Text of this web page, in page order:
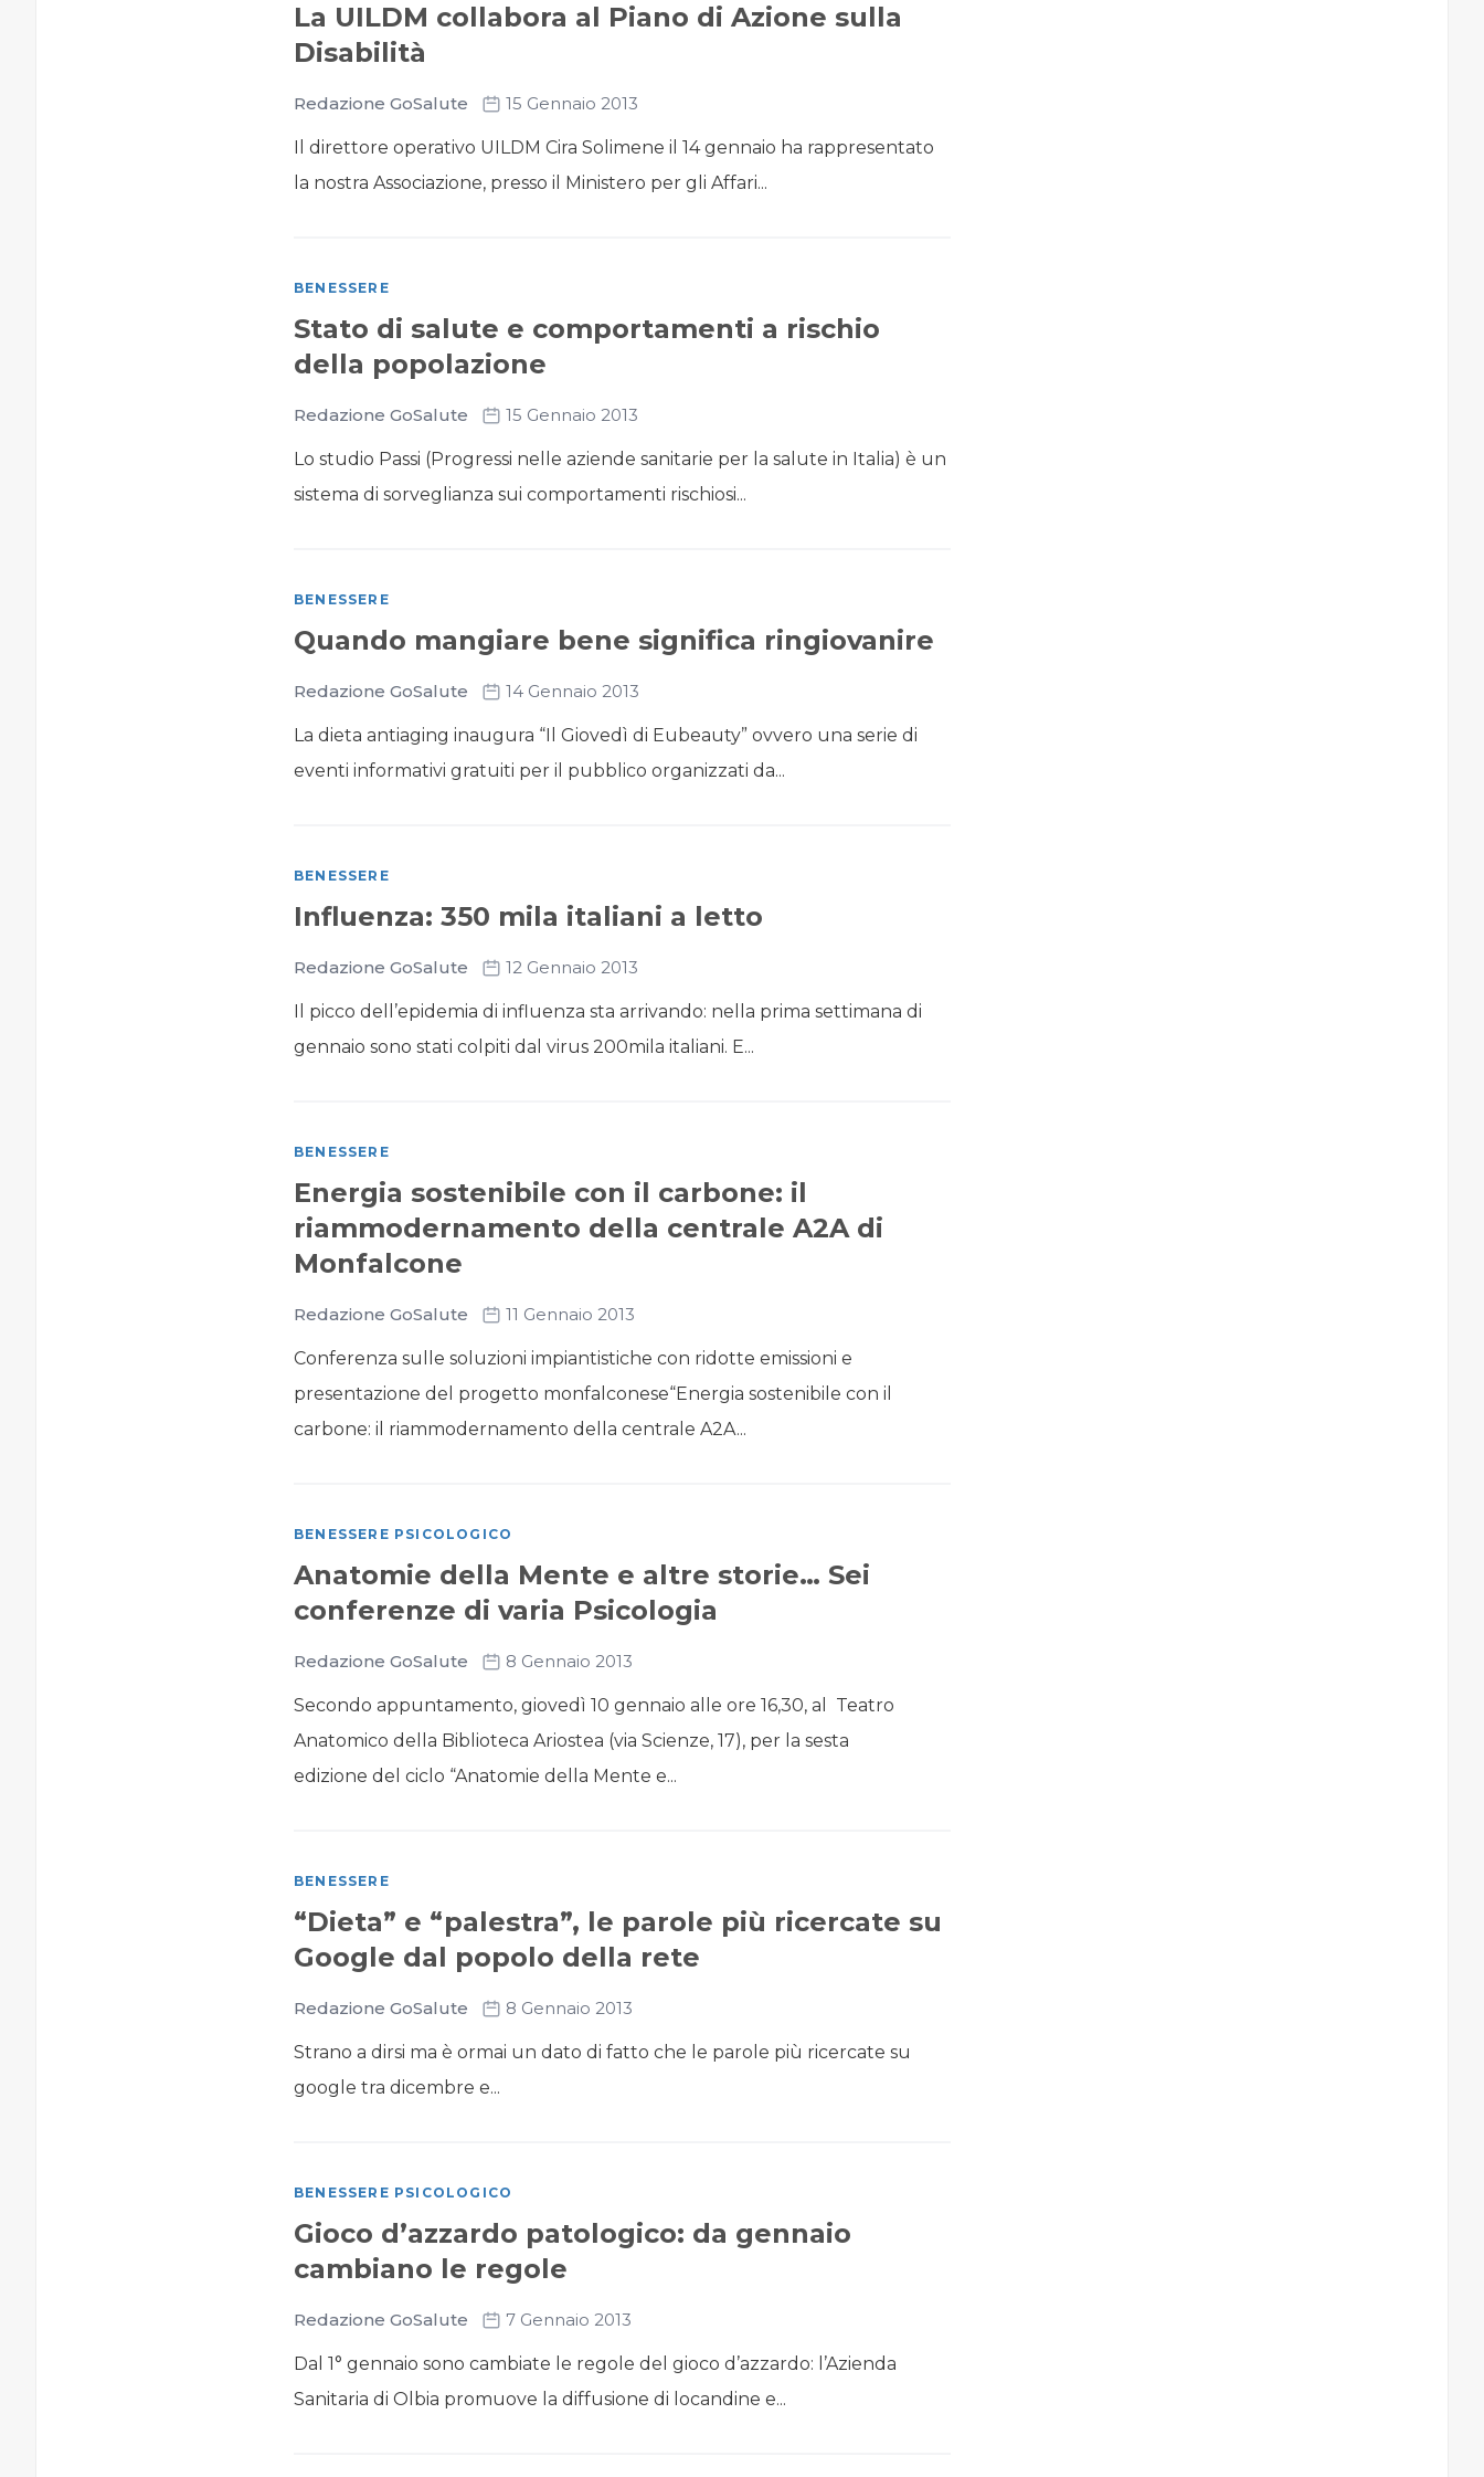
La UILDM collabora al Piano di Azione sulla
Disabilità
Redazione GoSalute 15 Gennaio 2013
Il direttore operativo UILDM Cira Solimene il 14 gennaio ha rappresentato
la nostra Associazione, presso il Ministero per gli Affari...
BENESSERE
Stato di salute e comportamenti a rischio
della popolazione
Redazione GoSalute 15 Gennaio 2013
Lo studio Passi (Progressi nelle aziende sanitarie per la salute in Italia) è un
sistema di sorveglianza sui comportamenti rischiosi...
BENESSERE
Quando mangiare bene significa ringiovanire
Redazione GoSalute 14 Gennaio 2013
La dieta antiaging inaugura “Il Giovedì di Eubeauty” ovvero una serie di
eventi informativi gratuiti per il pubblico organizzati da...
BENESSERE
Influenza: 350 mila italiani a letto
Redazione GoSalute 12 Gennaio 2013
Il picco dell’epidemia di influenza sta arrivando: nella prima settimana di
gennaio sono stati colpiti dal virus 200mila italiani. E...
BENESSERE
Energia sostenibile con il carbone: il
riammodernamento della centrale A2A di
Monfalcone
Redazione GoSalute 11 Gennaio 2013
Conferenza sulle soluzioni impiantistiche con ridotte emissioni e
presentazione del progetto monfalconese“Energia sostenibile con il
carbone: il riammodernamento della centrale A2A...
BENESSERE PSICOLOGICO
Anatomie della Mente e altre storie… Sei
conferenze di varia Psicologia
Redazione GoSalute 8 Gennaio 2013
Secondo appuntamento, giovedì 10 gennaio alle ore 16,30, al Teatro
Anatomico della Biblioteca Ariostea (via Scienze, 17), per la sesta
edizione del ciclo “Anatomie della Mente e...
BENESSERE
“Dieta” e “palestra”, le parole più ricercate su
Google dal popolo della rete
Redazione GoSalute 8 Gennaio 2013
Strano a dirsi ma è ormai un dato di fatto che le parole più ricercate su
google tra dicembre e...
BENESSERE PSICOLOGICO
Gioco d’azzardo patologico: da gennaio
cambiano le regole
Redazione GoSalute 7 Gennaio 2013
Dal 1° gennaio sono cambiate le regole del gioco d’azzardo: l’Azienda
Sanitaria di Olbia promuove la diffusione di locandine e...